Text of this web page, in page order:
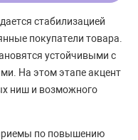
стабилизацией
покупатели товара.
устойчивыми с
На этом этапе акцент
ниш и возможного
по повышению